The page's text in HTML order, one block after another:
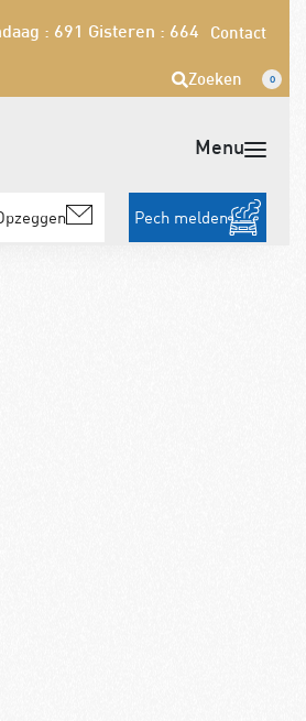
: 691 Gisteren : 664 Contact
Zoeken 0
Pech melden